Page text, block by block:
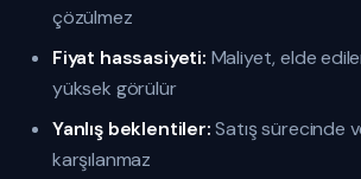
çözülmez
Fiyat hassasiyeti: Maliyet, elde
yüksek görülür
Yanlış beklentiler:Satış sürecinde
karşılanmaz